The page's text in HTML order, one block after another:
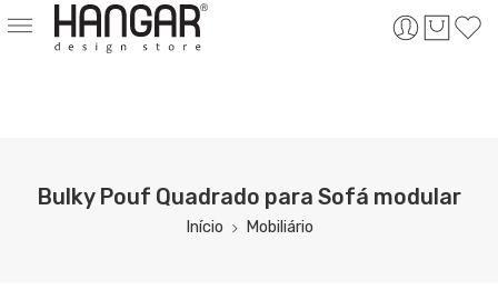
Bulky Pouf Quadrado para Sofá modular
Início Mobiliário